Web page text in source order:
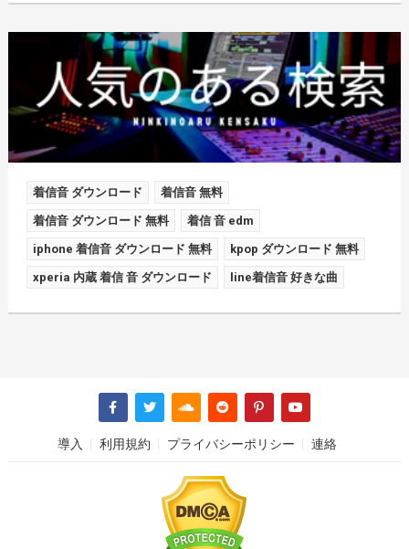
着信音 ダウンロード 着信音 無料
着信音 ダウンロード 無料 着信 音 edm
iphone 着信音 ダウンロード 無料 kpop ダウンロード 無料
xperia 内蔵 着信 音 ダウンロード line着信音 好きな曲
導入 利用規約 プライバシーポリシー 連絡